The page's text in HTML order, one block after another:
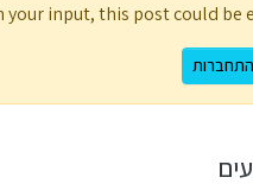
your input, this post could be
התחברות